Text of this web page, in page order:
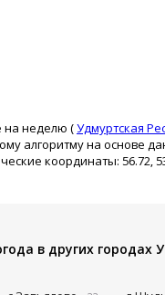
на неделю (Удмуртская
алгоритму на основе
координаты: 56.72,
в других городах